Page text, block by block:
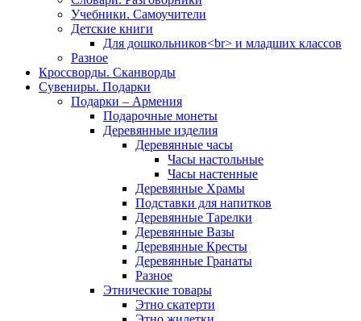
Учебники. Самоучители
Детские книги
Для дошкольников<br> и младших классов
Разное
Кроссворды. Сканворды
Сувениры. Подарки
Подарки – Армения
Подарочные монеты
Деревянные изделия
Деревянные часы
Часы настольные
Часы настенные
Деревянные Храмы
Подставки для напитков
Деревянные Тарелки
Деревянные Вазы
Деревянные Кресты
Деревянные Гранаты
Разное
Этнические товары
Этно скатерти